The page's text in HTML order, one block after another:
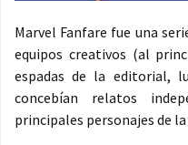
Marvel Fanfare fue una
equipos creativos (al
espadas de la editorial,
concebían relatos
principales personajes de